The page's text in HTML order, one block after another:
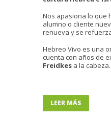
Nos apasiona lo que
alumno o cliente
renueva y se
Hebreo Vivo es una
cuenta con años de
Freidkes a la cabeza.
LEER MÁS